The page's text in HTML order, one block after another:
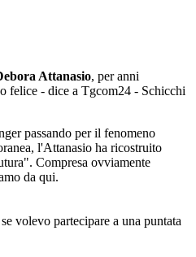
Attanasio, per anni
felice - dice a Tgcom24 - Schicchi
passando per il fenomeno
l'Attanasio ha ricostruito
Compresa ovviamente
da qui.
volevo partecipare a una puntata